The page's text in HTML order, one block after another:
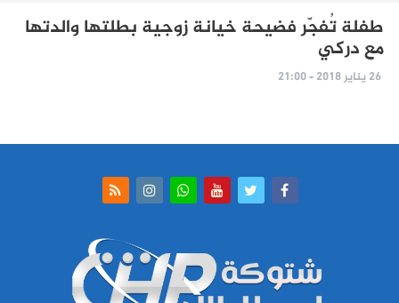
طفلة تُفجّر فضيحة خيانة زوجية بطلتها والدتها
مع دركي
26 يناير 2018 - 21:00